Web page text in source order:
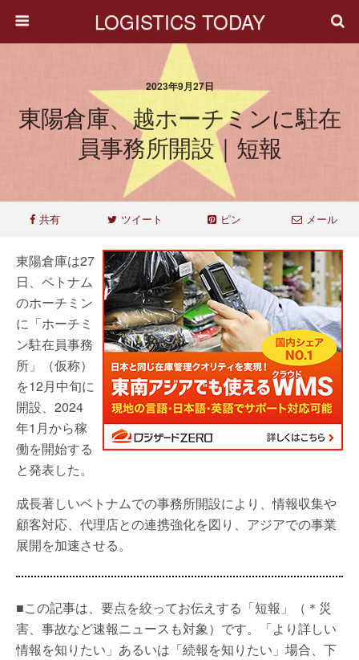
LOGISTICS TODAY
2023年9月27日
東陽倉庫、越ホーチミンに駐在
員事務所開設｜短報
共有 ツイート ピン メール
東陽倉庫は27
日、ベトナム
のホーチミン
に「ホーチミ
ン駐在員事務
所」（仮称）
を12月中旬に
開設、2024
年1月から稼
働を開始する
と発表した。
成長著しいベトナムでの事務所開設により、情報収集や
顧客対応、代理店との連携強化を図り、アジアでの事業
展開を加速させる。
■この記事は、要点を絞ってお伝えする「短報」（＊災
害、事故など速報ニュースも対象）です。「より詳しい
情報を知りたい」あるいは「続報を知りたい」場合、下